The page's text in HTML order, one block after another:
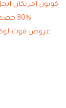
كوبون امريكان
80% خصم نون مع كود خصم نون في السعودية
عروض فوت لوكر